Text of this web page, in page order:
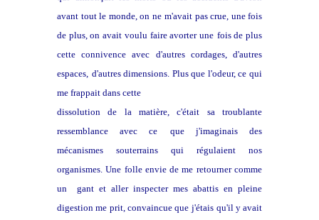
avant tout le monde, on ne m'avait pas crue, une fois
de plus, on avait voulu faire avorter une fois de plus
cette connivence avec d'autres cordages, d'autres
espaces, d'autres dimensions. Plus que l'odeur, ce qui
me frappait dans cette
dissolution de la matière, c'était sa troublante
ressemblance avec ce
que j'imaginais des
mécanismes souterrains qui régulaient nos
organismes. Une folle envie de me retourner comme
un gant et aller inspecter mes abattis en pleine
digestion me prit, convaincue que j'étais qu'il y avait